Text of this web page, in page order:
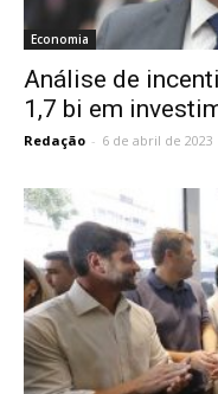
Economia
Análise de
1,7 bi em
Redação - 6 de abril de 2023